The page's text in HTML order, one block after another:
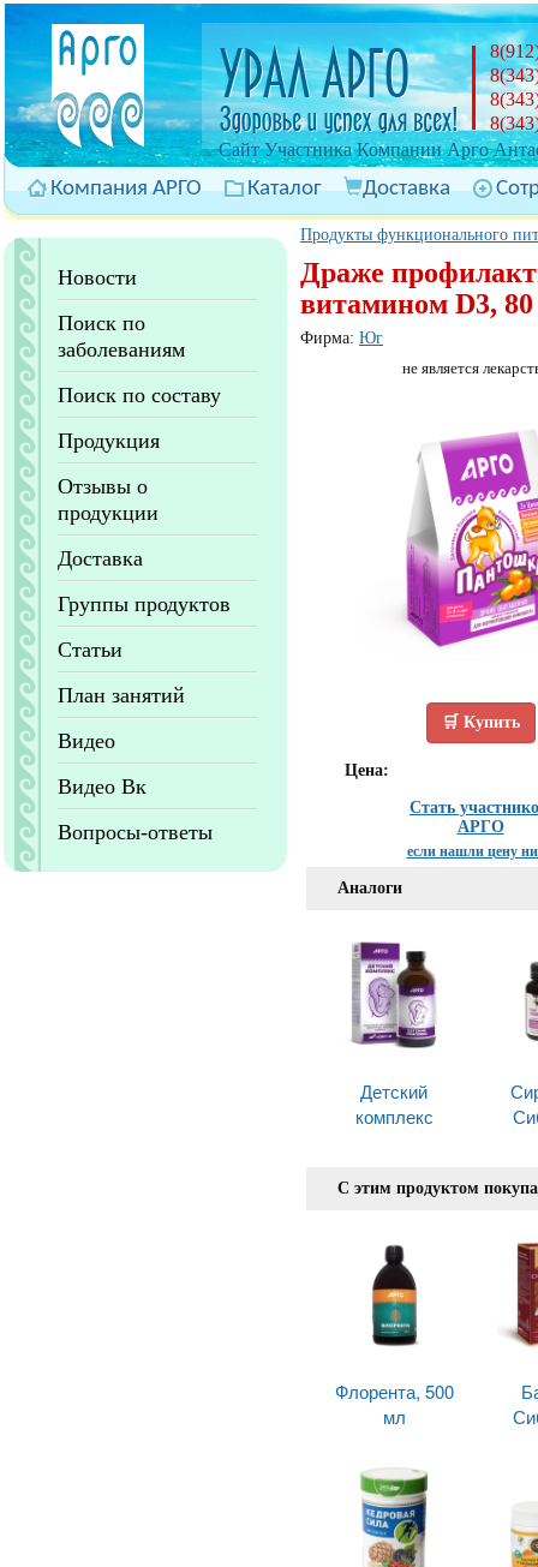
Cайт Участника Компании Арго
Компания АРГО Каталог Доставка
Новости
Поиск по
заболеваниям
Поиск по составу
Продукция
Отзывы о
продукции
Доставка
Группы продуктов
Статьи
План занятий
Видео
Видео Вк
Вопросы-ответы
Продукты функционального
Драже
витамином D3, 80
Фирма: Юг
не является
🛒 Купить
Цена:
Стать
АРГО
если нашли цену
Аналоги
Детский
комплекс
С этим продуктом
Флорента, 500
мл